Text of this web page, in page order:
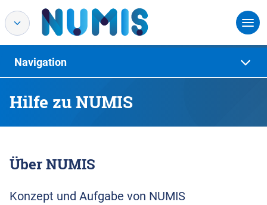
Hilfe zu NUMIS
Navigation
Über NUMIS
Konzept und Aufgabe von NUMIS